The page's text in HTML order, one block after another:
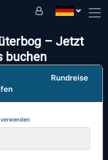
– Jetzt
buchen
Rundreise